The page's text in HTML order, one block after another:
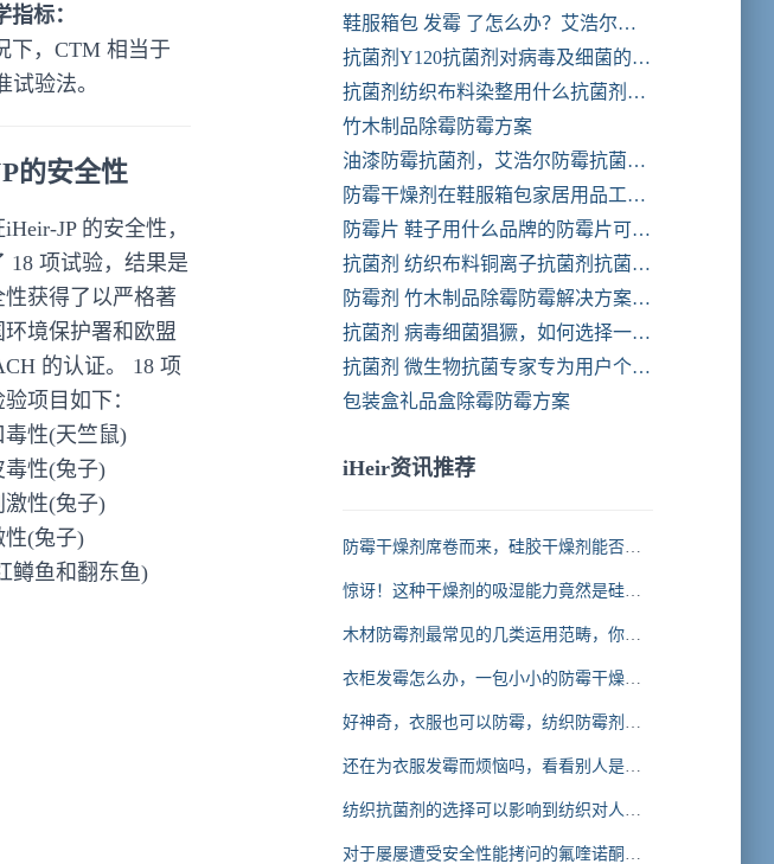
标：
下，CTM 相当于
试验法。
的安全性
JP 的安全性，
18 项试验，结果是
性获得了以严格著
境保护署和欧盟
的认证。 18 项
项目如下：
毒性(天竺鼠)
毒性(兔子)
激性(兔子)
性(兔子)
鳟鱼和翻东鱼)
霉解决方案
鞋服箱包 发霉 了怎么办？艾浩尔防
霉剂 防霉片 让你的商品不再霉变。
安全到达！
抗菌剂Y120抗菌剂对病毒及细菌的影
响
抗菌剂纺织布料染整用什么抗菌剂比
较好！
竹木制品除霉防霉方案
油漆防霉抗菌剂，艾浩尔防霉抗菌效
果好，成本低，符合欧美环保国际标
准
防霉干燥剂在鞋服箱包家居用品工艺
品工业领域的研究与应用。
防霉片 鞋子用什么品牌的防霉片可以
长效防霉？艾浩尔强效防霉片只需一
片轻松持续防霉365天。
抗菌剂 纺织布料铜离子抗菌剂抗菌防
螨效果优异
防霉剂 竹木制品除霉防霉解决方案除
霉剂长效防霉剂
抗菌剂 病毒细菌猖獗，如何选择一款
更好的病毒抗菌剂产品。
抗菌剂 微生物抗菌专家专为用户个性
化定制各种类型抗菌剂
包装盒礼品盒除霉防霉方案
iHeir资讯推荐
防霉干燥剂席卷而来，硅胶干燥剂能否
惊讶！这种干燥剂的吸湿能力竟然是硅胶
木材防霉剂最常见的几类运用范畴，你知
衣柜发霉怎么办，一包小小的防霉干燥剂
好神奇，衣服也可以防霉，纺织防霉剂让
还在为衣服发霉而烦恼吗，看看别人是怎
纺织抗菌剂的选择可以影响到纺织对人体
对于屡屡遭受安全性能拷问的氟喹诺酮类